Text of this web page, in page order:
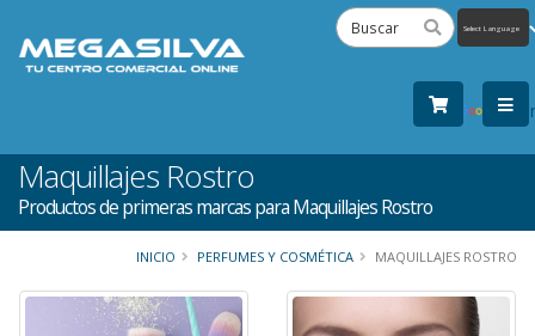
by
Maquillajes Rostro
Productos de primeras marcas para Maquillajes Rostro
INICIO PERFUMES Y COSMÉTICA MAQUILLAJES ROSTRO